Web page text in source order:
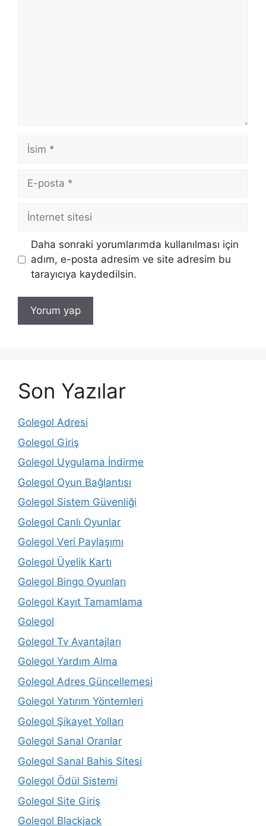
İsim
posta
İnternet
sitesi
Daha sonraki yorumlarımda kullanılması için
adım, e-posta adresim ve site adresim bu
tarayıcıya kaydedilsin.
Son Yazılar
Golegol Adresi
Golegol Giriş
Golegol Uygulama İndirme
Golegol Oyun Bağlantısı
Golegol Sistem Güvenliği
Golegol Canlı Oyunlar
Golegol Veri Paylaşımı
Golegol Üyelik Kartı
Golegol Bingo Oyunları
Golegol Kayıt Tamamlama
Golegol
Golegol Tv Avantajları
Golegol Yardım Alma
Golegol Adres Güncellemesi
Golegol Yatırım Yöntemleri
Golegol Şikayet Yolları
Golegol Sanal Oranlar
Golegol Sanal Bahis Sitesi
Golegol Ödül Sistemi
Golegol Site Giriş
Golegol Blackjack